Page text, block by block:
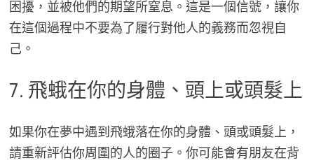
困擾，並被他們的期望所窒息。這是一個信號，讓你
在這個過程中不要為了履行對他人的義務而忽視自
己。
7. 飛蛾在你的身體、頭上或頭髮上
如果你在夢中遇到飛蛾落在你的身體、頭或頭髮上，
請重新評估你周圍的人的圈子。你可能會有朋友在背